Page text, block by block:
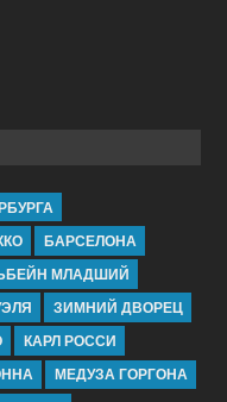
БАРСЕЛОНА
МЛАДШИЙ
ЗИМНИЙ ДВОРЕЦ
КАРЛ РОССИ
МЕДУЗА ГОРГОНА